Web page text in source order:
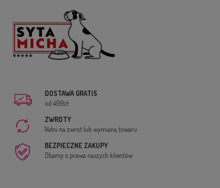
DOSTAWA GRATIS
od 499zł
ZWROTY
14dni na zwrot lub wymianę towaru
BEZPIECZNE ZAKUPY
Dbamy o prawa naszych klientów